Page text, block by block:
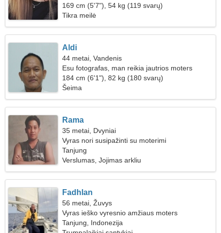
169 cm (5'7"), 54 kg (119 svarų)
Tikra meilė
Aldi
44 metai, Vandenis
Esu fotografas, man reikia jautrios moters
184 cm (6'1"), 82 kg (180 svarų)
Šeima
Rama
35 metai, Dvyniai
Vyras nori susipažinti su moterimi
Tanjung
Verslumas, Jojimas arkliu
Fadhlan
56 metai, Žuvys
Vyras ieško vyresnio amžiaus moters
Tanjung, Indonezija